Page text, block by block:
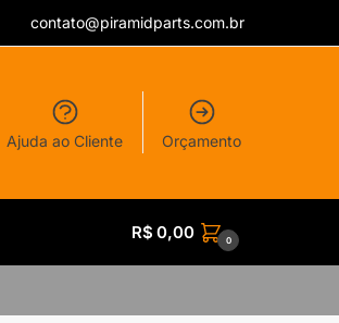
contato@piramidparts.com.br
Ajuda ao Cliente Orçamento
R$ 0,00 0